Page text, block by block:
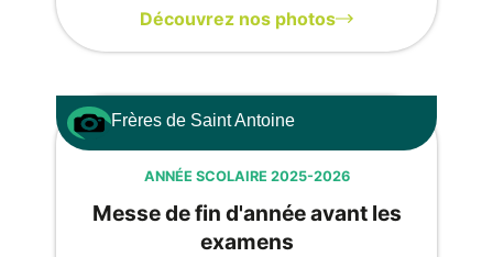
Découvrez nos photos
Frères de Saint Antoine
ANNÉE SCOLAIRE 2025-2026
Messe de fin d'année avant les
examens